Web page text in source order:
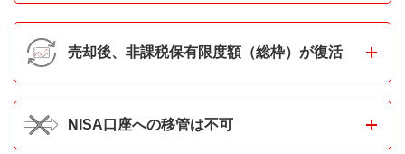
とが出来ません。
変更のお手続きは必要ですが、金融機関変更は各年で
可能です。
売却後、非課税保有限度額（総枠）が復活
し、その後、元本120万円を売却した場合、最短で2029年から非課税保
NISA口座への移管は不可